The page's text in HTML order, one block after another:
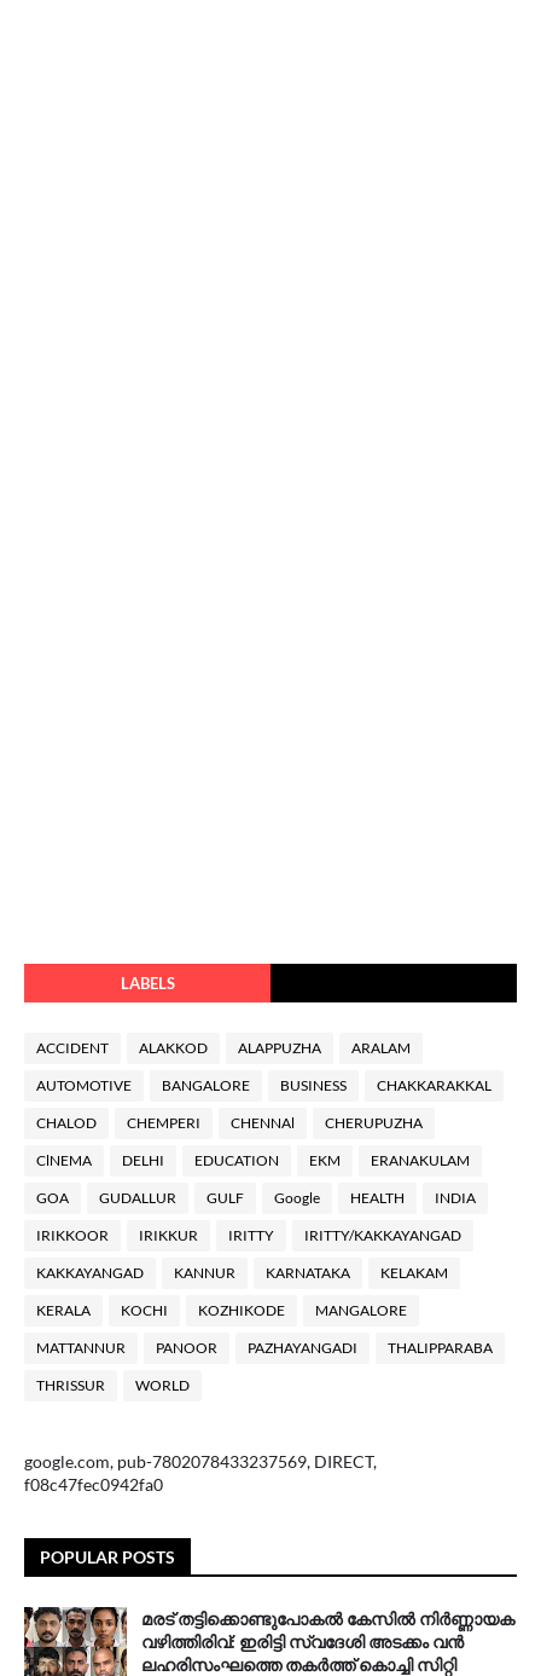
LABELS
ACCIDENT ALAKKOD ALAPPUZHA ARALAM
AUTOMOTIVE BANGALORE BUSINESS CHAKKARAKKAL
CHALOD CHEMPERI CHENNAl CHERUPUZHA
ClNEMA DELHI EDUCATION EKM ERANAKULAM
GOA GUDALLUR GULF Google HEALTH INDIA
IRIKKOOR IRIKKUR IRITTY IRITTY/KAKKAYANGAD
KAKKAYANGAD KANNUR KARNATAKA KELAKAM
KERALA KOCHI KOZHIKODE MANGALORE
MATTANNUR PANOOR PAZHAYANGADI THALIPPARABA
THRISSUR WORLD
google.com, pub-7802078433237569, DIRECT,
f08c47fec0942fa0
POPULAR POSTS
മരട് തട്ടിക്കൊണ്ടുപോകൽ കേസിൽ നിർണ്ണായക
വഴിത്തിരിവ്: ഇരിട്ടി സ്വദേശി അടക്കം വൻ
ലഹരിസംഘത്തെ തകർത്ത് കൊച്ചി സിറ്റി